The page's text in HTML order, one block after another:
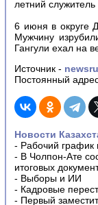
летний служитель
6 июня в округе
Мужчину
Гангули ехал на
Источник -
Постоянный
Новости
- Рабочий график
- В Чолпон-Ате
итоговых
- Выборы и ИИ
- Кадровые
- Первый